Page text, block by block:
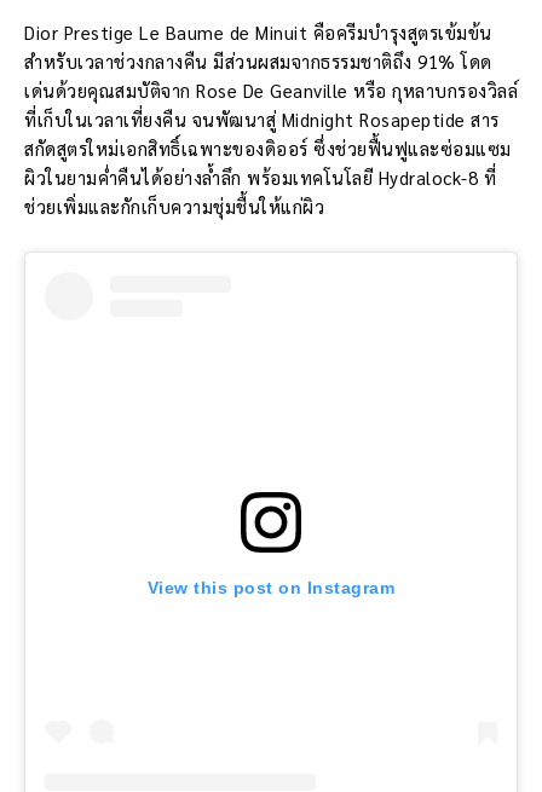
Dior Prestige Le Baume de Minuit คือครีมบำรุงสูตรเข้มข้น
สำหรับเวลาช่วงกลางคืน มีส่วนผสมจากธรรมชาติถึง 91% โดด
เด่นด้วยคุณสมบัติจาก Rose De Geanville หรือ กุหลาบกรองวิลล์
ที่เก็บในเวลาเที่ยงคืน จนพัฒนาสู่ Midnight Rosapeptide สาร
สกัดสูตรใหม่เอกสิทธิ์เฉพาะของดิออร์ ซึ่งช่วยฟื้นฟูและซ่อมแซม
ผิวในยามค่ำคืนได้อย่างล้ำลึก พร้อมเทคโนโลยี Hydralock-8 ที่
ช่วยเพิ่มและกักเก็บความชุ่มชื้นให้แก่ผิว
View this post on Instagram